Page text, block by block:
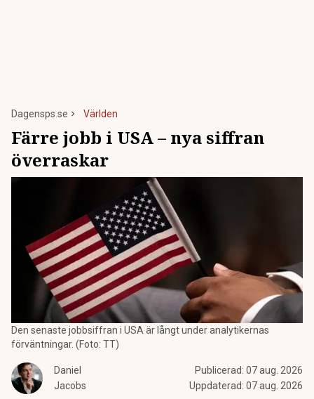
Dagensps.se Världen
Färre jobb i USA – nya siffran
överraskar
Den senaste jobbsiffran i USA är långt under analytikernas
förväntningar. (Foto: TT)
Daniel
Jacobs
Publicerad: 07 aug. 2026
Uppdaterad: 07 aug. 2026